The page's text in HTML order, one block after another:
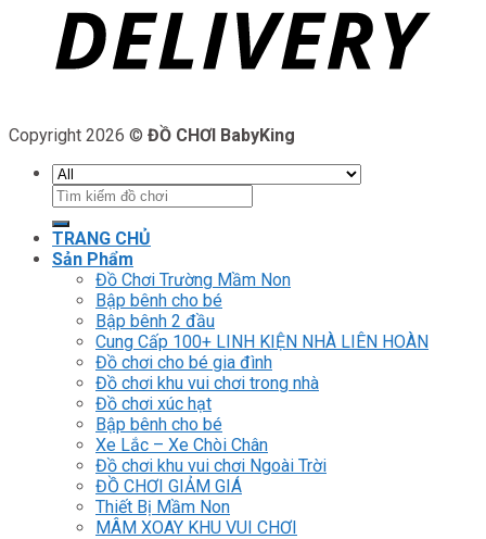
Copyright 2026 © ĐỒ CHƠI BabyKing
Tìm
TRANG CHỦ
Sản Phẩm
Đồ Chơi Trường Mầm Non
Bập bênh cho bé
Bập bênh 2 đầu
Cung Cấp 100+ LINH KIỆN NHÀ LIÊN HOÀN
Đồ chơi cho bé gia đình
Đồ chơi khu vui chơi trong nhà
Đồ chơi xúc hạt
Bập bênh cho bé
Xe Lắc – Xe Chòi Chân
Đồ chơi khu vui chơi Ngoài Trời
ĐỒ CHƠI GIẢM GIÁ
Thiết Bị Mầm Non
MÂM XOAY KHU VUI CHƠI